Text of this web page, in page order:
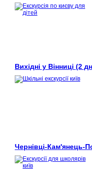
Вихідні у Вінниці (2
Чернівці-Кам'янець-